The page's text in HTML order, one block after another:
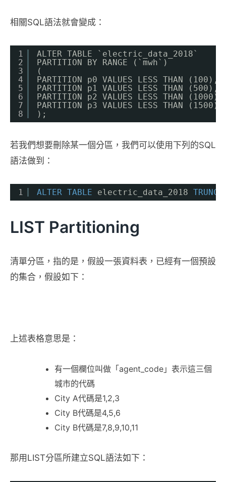
相關SQL語法就會變成：
1
2
3
4
5
6
7
8
ALTER TABLE `electric_data_2018`
PARTITION BY RANGE (`mwh`)
(
PARTITION p0 VALUES LESS THAN (100),
PARTITION p1 VALUES LESS THAN (500),
PARTITION p2 VALUES LESS THAN (1000),
PARTITION p3 VALUES LESS THAN (1500)
);
若我們想要刪除某一個分區，我們可以使用下列的SQL
語法做到：
1 ALTER TABLE electric_data_2018
LIST Partitioning
清單分區，指的是，假設一張資料表，已經有一個預設
的集合，假設如下：
上述表格意思是：
有一個欄位叫做「agent_code」表示這三個
城市的代碼
City A代碼是1,2,3
City B代碼是4,5,6
City B代碼是7,8,9,10,11
那用LIST分區所建立SQL語法如下：